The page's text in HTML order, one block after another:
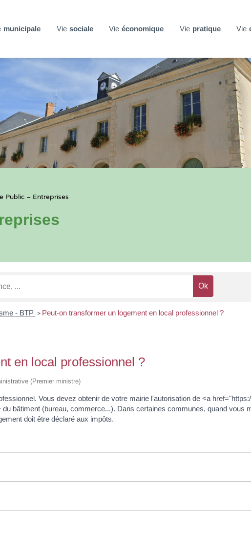
municipale Vie sociale Vie économique Vie pratique Vie
Public – Entreprises
- BTP > Peut-on transformer un logement en local professionnel ?
en local professionnel ?
(Premier ministre)
Vous devez obtenir de votre mairie l'autorisation de <a
bâtiment (bureau, commerce...). Dans certaines communes, quand vous
doit être déclaré aux impôts.